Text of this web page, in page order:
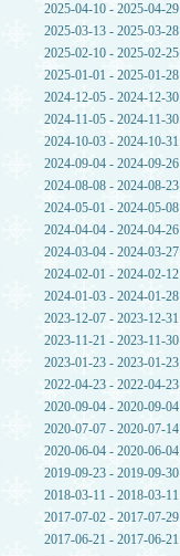
2025-04-10 - 2025-04-29
2025-03-13 - 2025-03-28
2025-02-10 - 2025-02-25
2025-01-01 - 2025-01-28
2024-12-05 - 2024-12-30
2024-11-05 - 2024-11-30
2024-10-03 - 2024-10-31
2024-09-04 - 2024-09-26
2024-08-08 - 2024-08-23
2024-05-01 - 2024-05-08
2024-04-04 - 2024-04-26
2024-03-04 - 2024-03-27
2024-02-01 - 2024-02-12
2024-01-03 - 2024-01-28
2023-12-07 - 2023-12-31
2023-11-21 - 2023-11-30
2023-01-23 - 2023-01-23
2022-04-23 - 2022-04-23
2020-09-04 - 2020-09-04
2020-07-07 - 2020-07-14
2020-06-04 - 2020-06-04
2019-09-23 - 2019-09-30
2018-03-11 - 2018-03-11
2017-07-02 - 2017-07-29
2017-06-21 - 2017-06-21